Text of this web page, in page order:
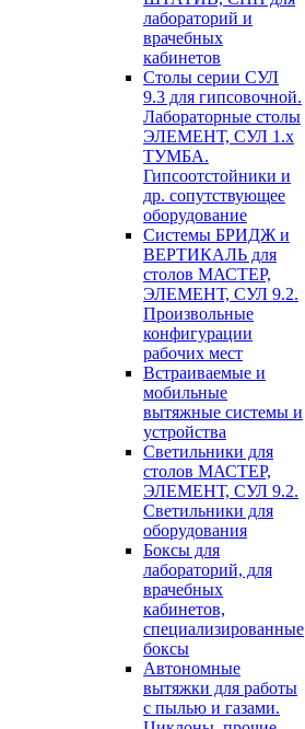
лабораторий и
врачебных
кабинетов
Столы серии СУЛ
9.3 для гипсовочной.
Лабораторные столы
ЭЛЕМЕНТ, СУЛ 1.х
ТУМБА.
Гипсоотстойники и
др. сопутствующее
оборудование
Системы БРИДЖ и
ВЕРТИКАЛЬ для
столов МАСТЕР,
ЭЛЕМЕНТ, СУЛ 9.2.
Произвольные
конфигурации
рабочих мест
Встраиваемые и
мобильные
вытяжные системы и
устройства
Светильники для
столов МАСТЕР,
ЭЛЕМЕНТ, СУЛ 9.2.
Светильники для
оборудования
Боксы для
лабораторий, для
врачебных
кабинетов,
специализированные
боксы
Автономные
вытяжки для работы
с пылью и газами.